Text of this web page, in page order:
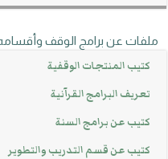
عن برامج الوقف وأقسامه
المنتجات الوقفية
البرامج القرآنية
عن برامج السنة
عن قسم التدريب والتطوير